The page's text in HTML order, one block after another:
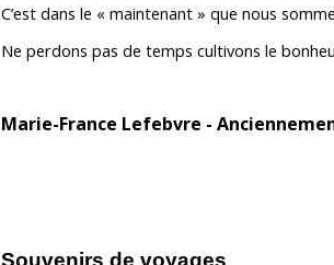
C’est dans le « maintenant » que nous
Ne perdons pas de temps cultivons le
Marie-France Lefebvre -
Souvenirs de voyages